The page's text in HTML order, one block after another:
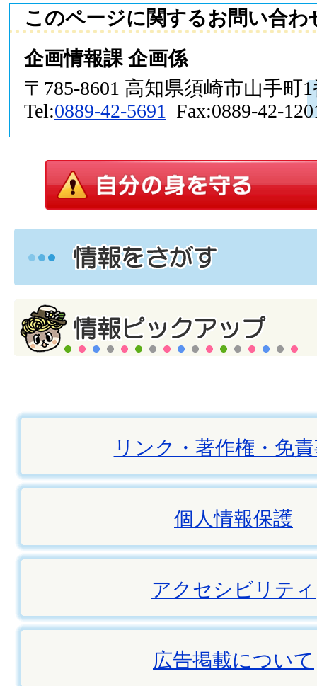
このページに関するお問い合わ
企画情報課 企画係
〒785-8601 高知県須崎市山手町
Tel:0889-42-5691 Fax:0889-42-
リンク・著作権・免
個人情報保護
アクセシビリティ
広告掲載について